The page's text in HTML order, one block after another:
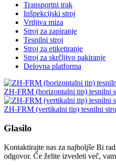
Transportni trak
Inšpekcijski stroj
Vrtljiva miza
Stroj za zapiranje
Tesnilni stroj
Stroj za etiketiranje
Stroj za skrčljivo pakiranje
Delovna platforma
ZH-FRM (horizontalni tip) tesnilni
ZH-FRM (vertikalni tip) tesnilni
Glasilo
Kontaktirajte nas za najboljše Bi
odgovor. Če želite izvedeti več,